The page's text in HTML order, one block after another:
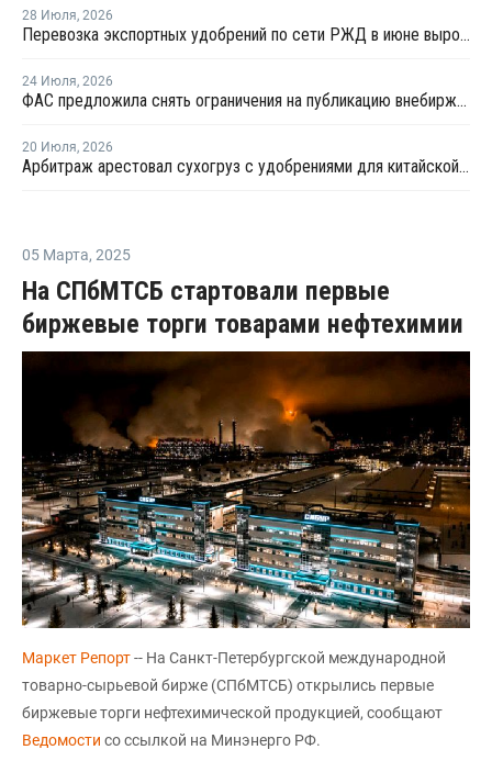
28 Июля, 2026
Перевозка экспортных удобрений по сети РЖД в июне выросла на 11,2%
24 Июля, 2026
ФАС предложила снять ограничения на публикацию внебиржевых индексов на удобрения
20 Июля, 2026
Арбитраж арестовал сухогруз с удобрениями для китайской компании
05 Марта, 2025
На СПбМТСБ стартовали первые
биржевые торги товарами нефтехимии
Маркет Репорт-- На Санкт-Петербургской международной
товарно-сырьевой бирже (СПбМТСБ) открылись первые
биржевые торги нефтехимической продукцией, сообщают
Ведомости со ссылкой на Минэнерго РФ.